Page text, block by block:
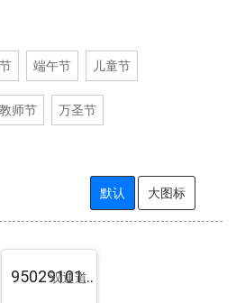
端午节 儿童节
教师节 万圣节
默认 大图标
95029101.pst.zip
双通道